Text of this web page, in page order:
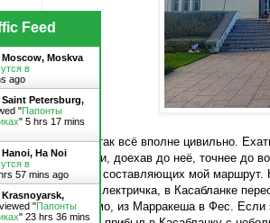
Ну а так всё вполне цивильно.
Кстати, доехав до неё, точнее до
двух, составляющих мой маршрут.
шла электричка, в Касабланке
видимо, из Марракеша в Фес. Если
Feed
Moscow, Moskva
в
ago
Saint Petersburg,
"Папонты
" 5 hrs 17 mins
Hanoi, Ha Noi
в
57 mins ago
Krasnoyarsk,
viewed "Папонты
" 23 hrs 36 mins